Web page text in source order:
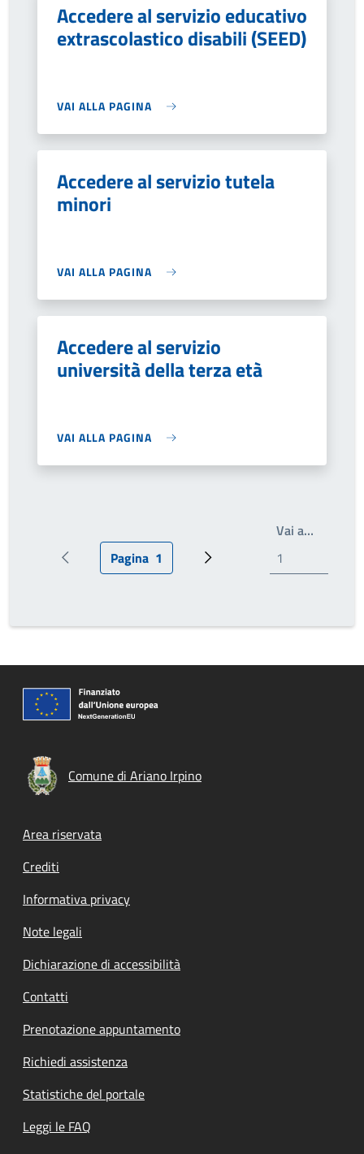
Accedere al servizio educativo
extrascolastico disabili (SEED)
VAI ALLA PAGINA
Accedere al servizio tutela
minori
VAI ALLA PAGINA
Accedere al servizio
università della terza età
VAI ALLA PAGINA
Pagina precedentePagina attuale
Pagina 1 Prossima pagina
Vai a…
Comune di Ariano Irpino
Footer menu
Area riservata
Crediti
Informativa privacy
Note legali
Dichiarazione di accessibilità
Contatti
Prenotazione appuntamento
Richiedi assistenza
Statistiche del portale
Leggi le FAQ